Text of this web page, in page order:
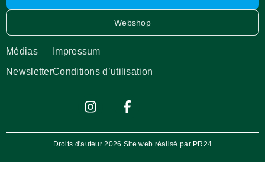
Médias
Newsletter
Impressum
Conditions d’utilisation
Webshop
Droits d'auteur 2026 Site web réalisé par PR24